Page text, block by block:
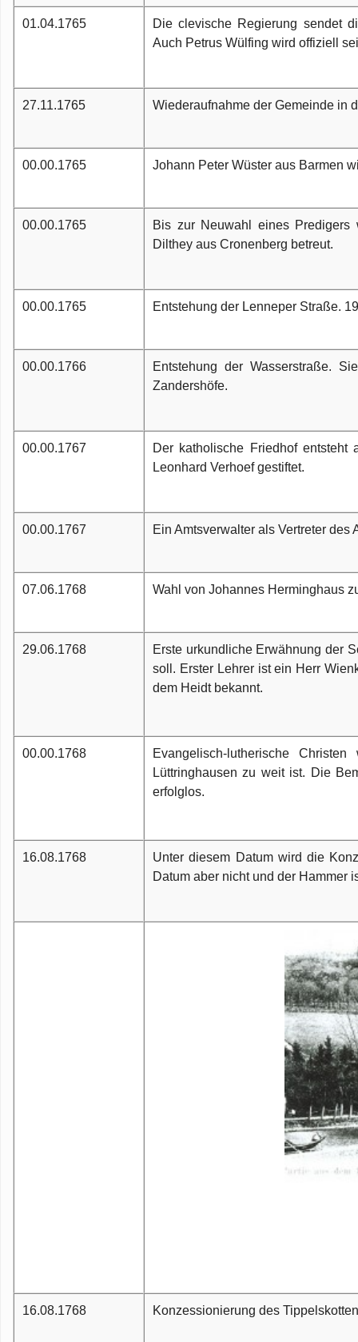
01.04.1765
Die clevische Regierung sendet
Auch Petrus Wülfing wird offiziell
27.11.1765 Wiederaufnahme der Gemeinde in
00.00.1765 Johann Peter Wüster aus Barmen
00.00.1765
Bis zur Neuwahl eines Predigers
Dilthey aus Cronenberg betreut.
00.00.1765 Entstehung der Lenneper Straße.
00.00.1766
Entstehung der Wasserstraße.
Zandershöfe.
00.00.1767
Der katholische Friedhof entsteht
Leonhard Verhoef gestiftet.
00.00.1767 Ein Amtsverwalter als Vertreter
07.06.1768 Wahl von Johannes Herminghaus
29.06.1768
Erste urkundliche Erwähnung der
soll. Erster Lehrer ist ein Herr
dem Heidt bekannt.
00.00.1768
Evangelisch-lutherische
Lüttringhausen zu weit ist. Die
erfolglos.
16.08.1768
Unter diesem Datum wird die
Datum aber nicht und der Hammer
16.08.1768 Konzessionierung des